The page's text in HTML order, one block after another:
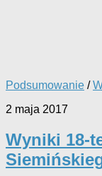
Podsumowanie /
2 maja 2017
Wyniki 18-